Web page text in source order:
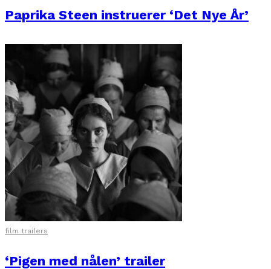
Paprika Steen instruerer ‘Det Nye År’
film trailers
‘Pigen med nålen’ trailer